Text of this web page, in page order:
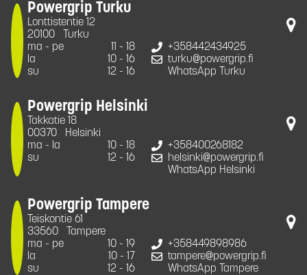
Powergrip Turku
Lonttistentie 12
20100
Turku
ma - pe
11 - 18
la
10 - 16
su
12 - 16
+358442434925
turku@powergrip.fi
WhatsApp Turku
Powergrip Helsinki
Takkatie 18
00370
Helsinki
ma - la
10 - 18
su
12 - 16
+358400268182
helsinki@powergrip.fi
WhatsApp Helsinki
Powergrip Tampere
Teiskontie 61
33560
Tampere
ma - pe
10 - 19
la
10 - 17
su
12 - 16
+358449898986
tampere@powergrip.fi
WhatsApp Tampere